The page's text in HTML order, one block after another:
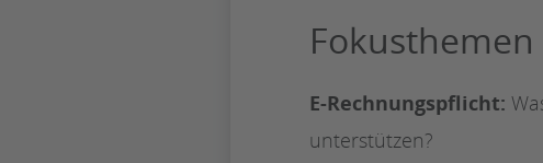
Fokusthemen
E-Rechnungspflicht:
unterstützen?